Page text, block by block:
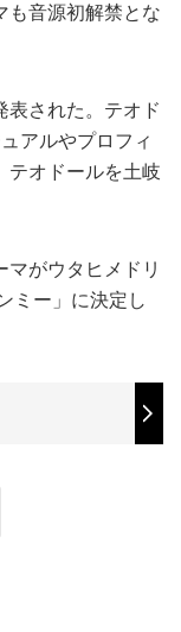
も音源初解禁とな
された。テオド
アルやプロフィ
テオドールを土岐
がウタヒメドリ
ミー」に決定し